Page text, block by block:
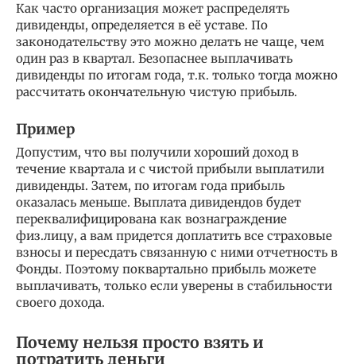
Как часто организация может распределять
дивиденды, определяется в её уставе. По
законодательству это можно делать не чаще, чем
один раз в квартал. Безопаснее выплачивать
дивиденды по итогам года, т.к. только тогда можно
рассчитать окончательную чистую прибыль.
Пример
Допустим, что вы получили хороший доход в
течение квартала и с чистой прибыли выплатили
дивиденды. Затем, по итогам года прибыль
оказалась меньше. Выплата дивидендов будет
переквалифицирована как вознаграждение
физ.лицу, а вам придется доплатить все страховые
взносы и пересдать связанную с ними отчетность в
Фонды. Поэтому поквартально прибыль можете
выплачивать, только если уверены в стабильности
своего дохода.
Почему нельзя просто взять и
потратить деньги